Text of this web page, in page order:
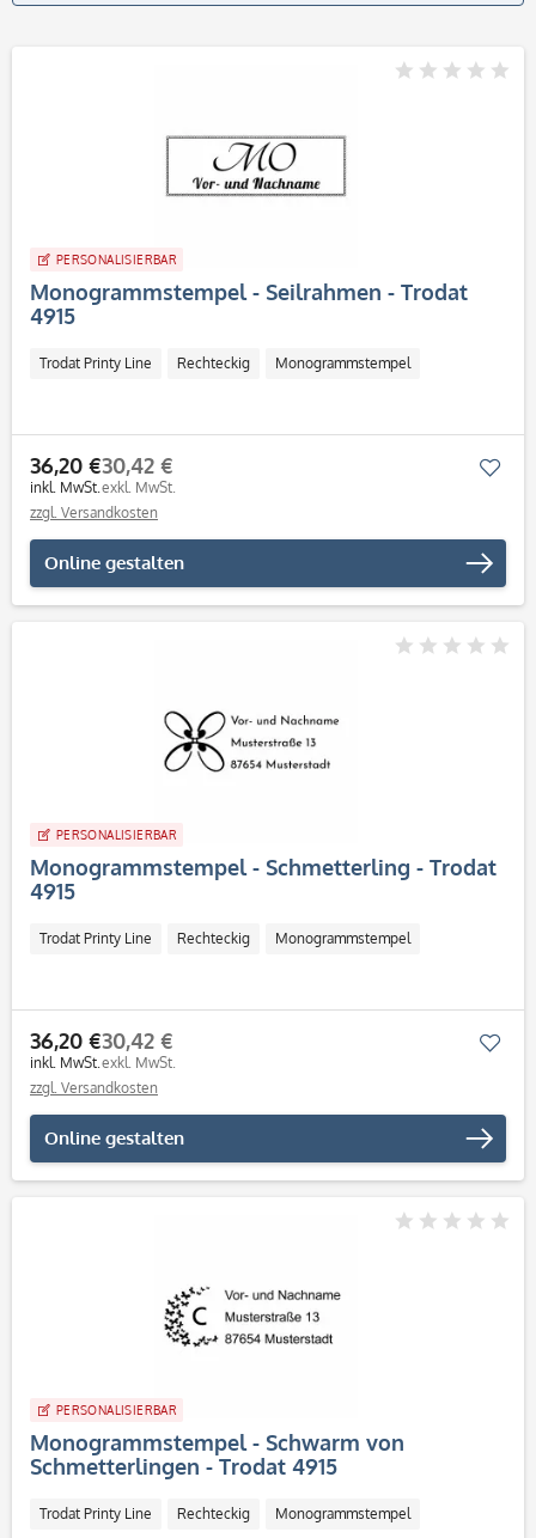
PERSONALISIERBAR
Monogrammstempel - Seilrahmen - Trodat
4915
Trodat Printy Line Rechteckig Monogrammstempel
36,20 €
inkl. MwSt.
30,42 €
exkl. MwSt.
zzgl. Versandkosten
Online gestalten
PERSONALISIERBAR
Monogrammstempel - Schmetterling - Trodat
4915
Trodat Printy Line Rechteckig Monogrammstempel
36,20 €
inkl. MwSt.
30,42 €
exkl. MwSt.
zzgl. Versandkosten
Online gestalten
PERSONALISIERBAR
Monogrammstempel - Schwarm von
Schmetterlingen - Trodat 4915
Trodat Printy Line Rechteckig Monogrammstempel